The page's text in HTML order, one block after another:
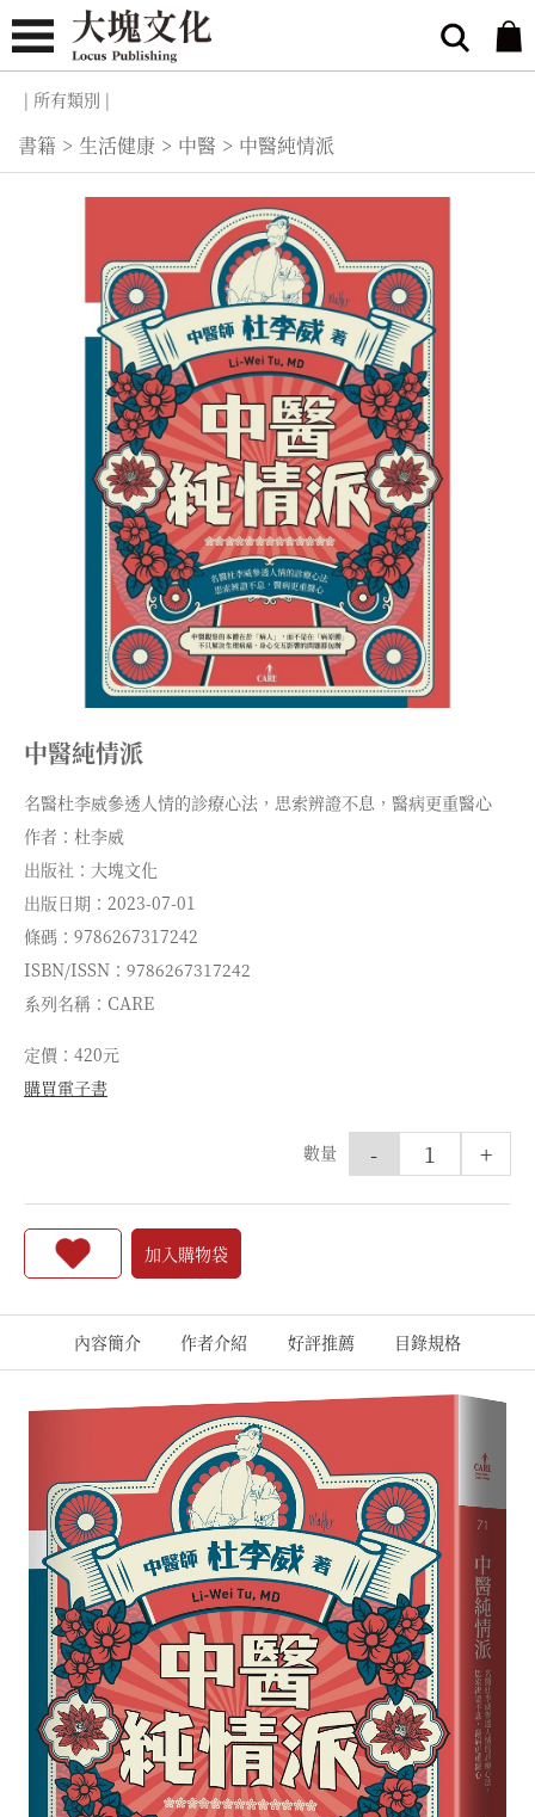
| 所有類別 |
書籍 > 生活健康 > 中醫 > 中醫純情派
中醫純情派
名醫杜李威參透人情的診療心法，思索辨證不息，醫病更重醫心
作者：杜李威
出版社：大塊文化
出版日期：2023-07-01
條碼：9786267317242
ISBN/ISSN：9786267317242
系列名稱：CARE
定價：420元
購買電子書
數量 +
-
加入購物袋
內容簡介 作者介紹 好評推薦 目錄規格